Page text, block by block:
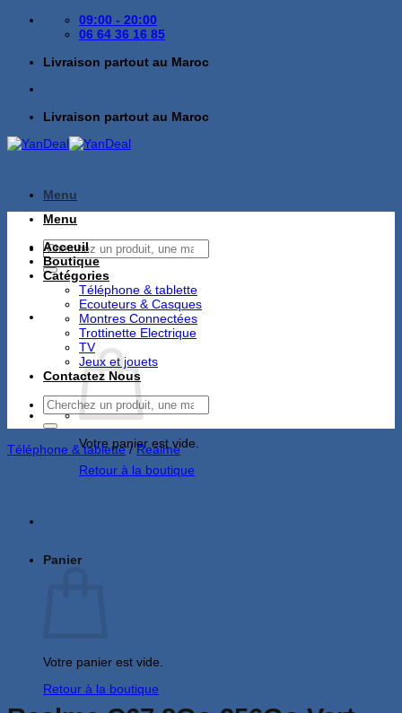
Passer
09:00 - 20:00
06 64 36 16 85
Livraison partout au Maroc
Livraison partout au Maroc
Menu
Recherche
pour :
Votre panier est vide.
Retour à la boutique
Panier
Votre panier est vide.
Retour à la boutique
Menu
Acceuil
Boutique
Catégories
Téléphone & tablette
Ecouteurs & Casques
Montres Connectées
Trottinette Electrique
TV
Jeux et jouets
Contactez Nous
Recherche
pour :
Téléphone & tablette / Realme